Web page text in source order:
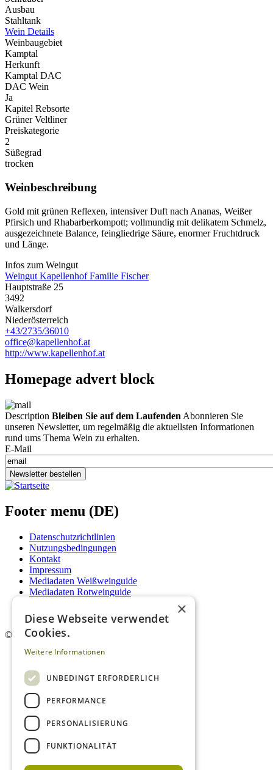
Ausbau
Stahltank
Wein Details
Weinbaugebiet
Kamptal
Herkunft
Kamptal DAC
DAC Wein
Ja
Kapitel Rebsorte
Grüner Veltliner
Preiskategorie
2
Süßegrad
trocken
Weinbeschreibung
Gold mit grünen Reflexen, intensiver Duft nach Ananas, Weißer
Pfirsich und Rhabarberkompott; vollmundig mit delikatem Schmelz,
ausgezeichnete Balance, feingliedrige Säure, enormer Fruchtdruck
und Länge.
Infos zum Weingut
Weingut Kapellenhof Familie Fischer
Hauptstraße 25
3492
Walkersdorf
Niederösterreich
+43/2735/36010
office@kapellenhof.at
http://www.kapellenhof.at
Homepage advert block
Description Bleiben Sie auf dem Laufenden Abonnieren Sie
unseren Newsletter, um regelmäßig die aktuellsten Informationen
rund ums Thema Wein zu erhalten.
E-Mail
Newsletter bestellen
Footer menu (DE)
Datenschutzrichtlinien
Nutzungsbedingungen
Kontakt
Impressum
Mediadaten Weißweinguide
Mediadaten Rotweinguide
Newsletter
© 2026. Alle Rechte vorbehalten.
×
Diese Webseite verwendet
Cookies.
Weitere Informationen
UNBEDINGT ERFORDERLICH
PERFORMANCE
PERSONALISIERUNG
FUNKTIONALITÄT